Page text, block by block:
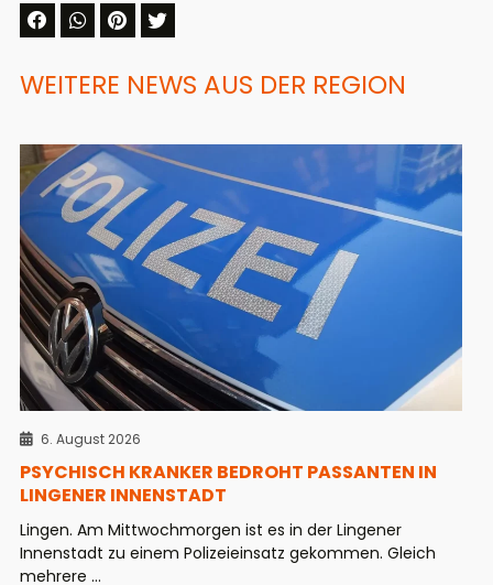
WEITERE NEWS AUS DER REGION
6. August 2026
PSYCHISCH KRANKER BEDROHT PASSANTEN IN
LINGENER INNENSTADT
Lingen. Am Mittwochmorgen ist es in der Lingener
Innenstadt zu einem Polizeieinsatz gekommen. Gleich
mehrere ...